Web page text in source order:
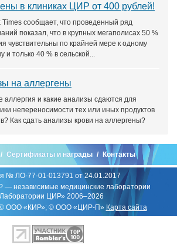
в клиниках ЦИР от 400 рублей!
Times сообщает, что проведенный ряд
показал, что в крупных мегаполисах 50 %
чувствительны по крайней мере к одному
и только 40 % в сельской...
на аллергены
аллергия и какие анализы сдаются для
непереносимости тех или иных продуктов
Как сдать анализы крови на аллергены?
Сертификаты и награды Контакты
№ ЛО-77-01-013791 от 24.01.2017
— независимые медицинские лаборатории
ЦИР» 2006–2026
ООО «КИР»; © ООО «ЦИР-П» Карта сайта